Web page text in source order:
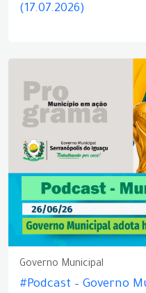
(17.07.2026)
Governo Municipal
#Podcast – Governo